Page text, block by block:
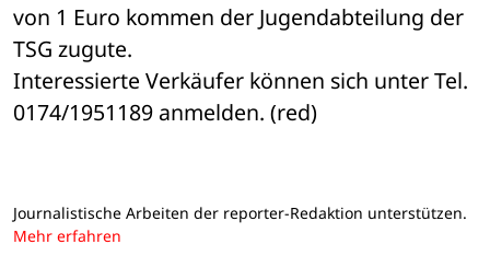
von 1 Euro kommen der Jugendabteilung der
TSG zugute.
Interessierte Verkäufer können sich unter Tel.
0174/1951189 anmelden. (red)
Journalistische Arbeiten der reporter-Redaktion unterstützen.
Mehr erfahren